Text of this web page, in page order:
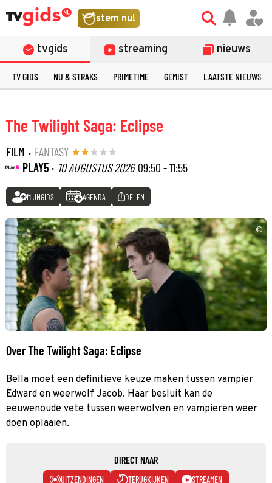
stem nu!
tvgids streaming nieuws
TV GIDS NU & STRAKS PRIMETIME GEMIST LAATSTE NIEUWS
The Twilight Saga: Eclipse
FILM · FANTASY
PLAY5 · 10 AUGUSTUS 2026 09:50 - 11:55
MIJNGIDS AGENDA DELEN
©
Over The Twilight Saga: Eclipse
Bella moet een definitieve keuze maken tussen vampier
Edward en weerwolf Jacob. Haar besluit kan de
eeuwenoude vete tussen weerwolven en vampieren weer
doen oplaaien.
DIRECT NAAR
UITZENDINGEN TERUGKIJKEN STREAMEN